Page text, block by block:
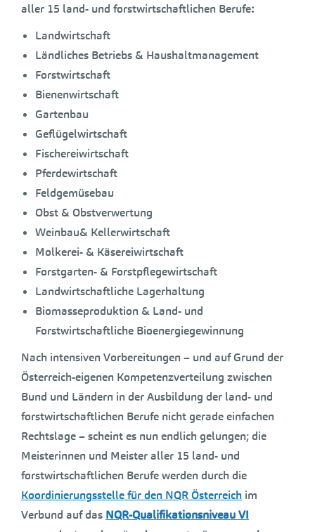
aller 15 land- und forstwirtschaftlichen Berufe:
Landwirtschaft
Ländliches Betriebs & Haushaltmanagement
Forstwirtschaft
Bienenwirtschaft
Gartenbau
Geflügelwirtschaft
Fischereiwirtschaft
Pferdewirtschaft
Feldgemüsebau
Obst & Obstverwertung
Weinbau& Kellerwirtschaft
Molkerei- & Käsereiwirtschaft
Forstgarten- & Forstpflegewirtschaft
Landwirtschaftliche Lagerhaltung
Biomasseproduktion & Land- und
Forstwirtschaftliche Bioenergiegewinnung
Nach intensiven Vorbereitungen – und auf Grund der
Österreich-eigenen Kompetenzverteilung zwischen
Bund und Ländern in der Ausbildung der land- und
forstwirtschaftlichen Berufe nicht gerade einfachen
Rechtslage – scheint es nun endlich gelungen; die
Meisterinnen und Meister aller 15 land- und
forstwirtschaftlichen Berufe werden durch die
Koordinierungsstelle für den NQR Österreich im
Verbund auf das NQR-Qualifikationsniveau VI